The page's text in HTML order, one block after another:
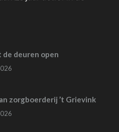
de deuren open
zorgboerderij ’t Grievink